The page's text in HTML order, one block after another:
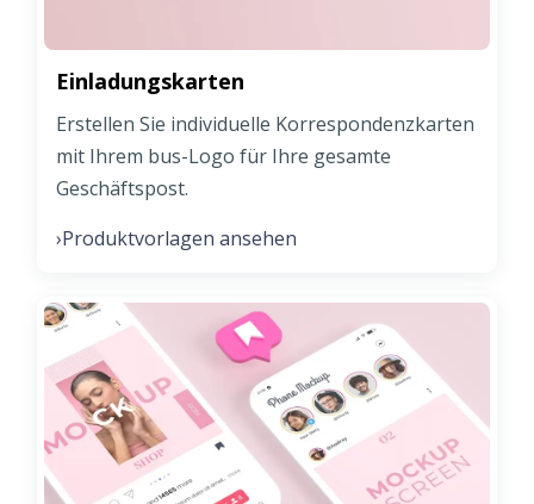
Einladungskarten
Erstellen Sie individuelle Korrespondenzkarten
mit Ihrem bus-Logo für Ihre gesamte
Geschäftspost.
›Produktvorlagen ansehen